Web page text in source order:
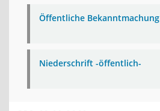
Öffentliche Bekanntmachung
Niederschrift -öffentlich-